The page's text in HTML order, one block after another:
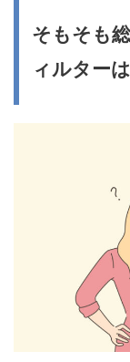
そもそも
ィルター